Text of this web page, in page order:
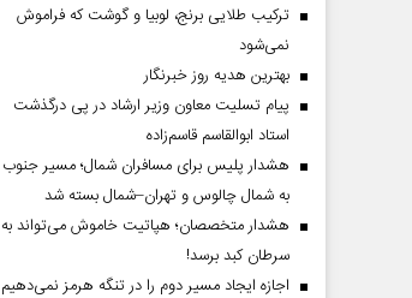
ترکیب طلایی برنج، لوبیا و گوشت که فراموش
نمی‌شود
بهترین هدیه روز خبرنگار
پیام تسلیت معاون وزیر ارشاد در پی درگذشت
استاد ابوالقاسم قاسم‌زاده
هشدار پلیس برای مسافران شمال؛ مسیر جنوب
به شمال چالوس و تهران–شمال بسته شد
هشدار متخصصان؛ هپاتیت خاموش می‌تواند به
سرطان کبد برسد!
اجازه ایجاد مسیر دوم را در تنگه هرمز نمی‌دهیم